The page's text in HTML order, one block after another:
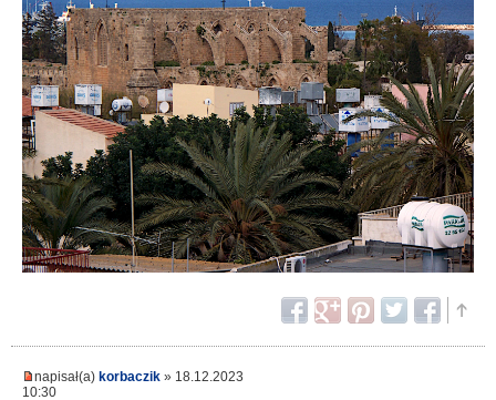
napisał(a) korbaczik » 18.12.2023
10:30